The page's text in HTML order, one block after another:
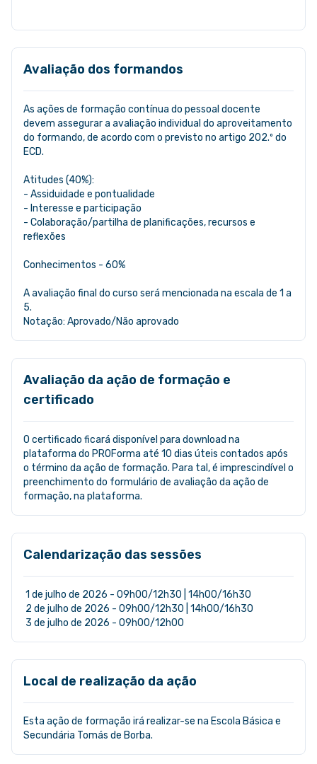
Avaliação dos formandos
As ações de formação contínua do pessoal docente
devem assegurar a avaliação individual do aproveitamento
do formando, de acordo com o previsto no artigo 202.º do
ECD.
Atitudes (40%):
- Assiduidade e pontualidade
- Interesse e participação
- Colaboração/partilha de planificações, recursos e
reflexões
Conhecimentos - 60%
A avaliação final do curso será mencionada na escala de 1 a
5.
Notação: Aprovado/Não aprovado
Avaliação da ação de formação e
certificado
O certificado ficará disponível para download na
plataforma do PROForma até 10 dias úteis contados após
o término da ação de formação. Para tal, é imprescindível o
preenchimento do formulário de avaliação da ação de
formação, na plataforma.
Calendarização das sessões
1 de julho de 2026 - 09h00/12h30 | 14h00/16h30
2 de julho de 2026 - 09h00/12h30 | 14h00/16h30
3 de julho de 2026 - 09h00/12h00
Local de realização da ação
Esta ação de formação irá realizar-se na Escola Básica e
Secundária Tomás de Borba.